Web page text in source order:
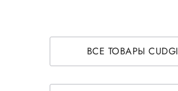
ВСЕ ТОВАРЫ CUDGI